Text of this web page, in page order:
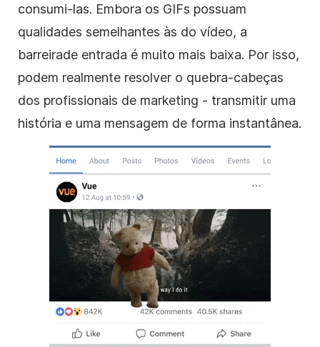
consumi-las. Embora os GIFs possuam
qualidades semelhantes às do vídeo, a
barreirade entrada é muito mais baixa. Por isso,
podem realmente resolver o quebra-cabeças
dos profissionais de marketing - transmitir uma
história e uma mensagem de forma instantânea.